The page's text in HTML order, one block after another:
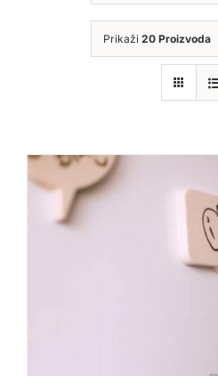
Prikaži 20 Proizvoda